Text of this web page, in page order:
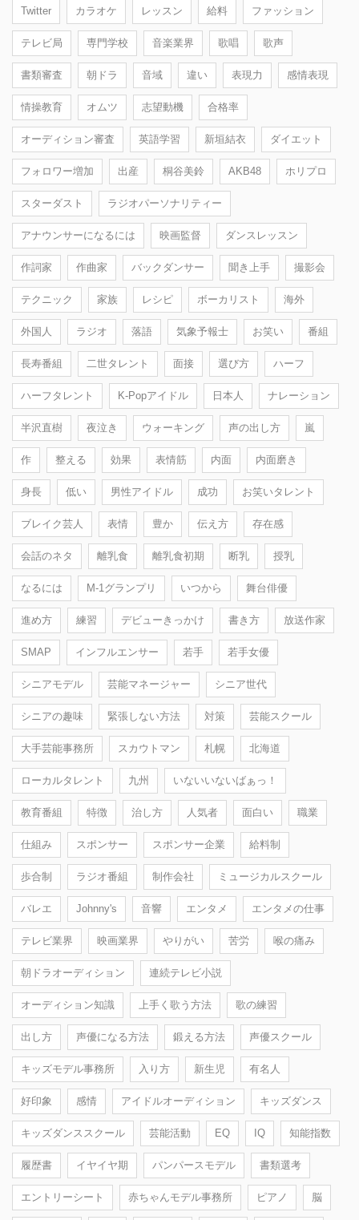
Twitter カラオケ レッスン 給料 ファッション
テレビ局 専門学校 音楽業界 歌唱 歌声
書類審査 朝ドラ 音域 違い 表現力 感情表現
情操教育 オムツ 志望動機 合格率
オーディション審査 英語学習 新垣結衣 ダイエット
フォロワー増加 出産 桐谷美鈴 AKB48 ホリプロ
スターダスト ラジオパーソナリティー
アナウンサーになるには 映画監督 ダンスレッスン
作詞家 作曲家 バックダンサー 聞き上手 撮影会
テクニック 家族 レシピ ボーカリスト 海外
外国人 ラジオ 落語 気象予報士 お笑い 番組
長寿番組 二世タレント 面接 選び方 ハーフ
ハーフタレント K-Popアイドル 日本人 ナレーション
半沢直樹 夜泣き ウォーキング 声の出し方 嵐
作 整える 効果 表情筋 内面 内面磨き
身長 低い 男性アイドル 成功 お笑いタレント
ブレイク芸人 表情 豊か 伝え方 存在感
会話のネタ 離乳食 離乳食初期 断乳 授乳
なるには M-1グランプリ いつから 舞台俳優
進め方 練習 デビューきっかけ 書き方 放送作家
SMAP インフルエンサー 若手 若手女優
シニアモデル 芸能マネージャー シニア世代
シニアの趣味 緊張しない方法 対策 芸能スクール
大手芸能事務所 スカウトマン 札幌 北海道
ローカルタレント 九州 いないいないばぁっ！
教育番組 特徴 治し方 人気者 面白い 職業
仕組み スポンサー スポンサー企業 給料制
歩合制 ラジオ番組 制作会社 ミュージカルスクール
バレエ Johnny's 音響 エンタメ エンタメの仕事
テレビ業界 映画業界 やりがい 苦労 喉の痛み
朝ドラオーディション 連続テレビ小説
オーディション知識 上手く歌う方法 歌の練習
出し方 声優になる方法 鍛える方法 声優スクール
キッズモデル事務所 入り方 新生児 有名人
好印象 感情 アイドルオーディション キッズダンス
キッズダンススクール 芸能活動 EQ IQ 知能指数
履歴書 イヤイヤ期 パンパースモデル 書類選考
エントリーシート 赤ちゃんモデル事務所 ピアノ 脳